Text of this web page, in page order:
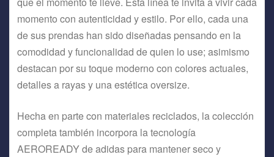
momento con autenticidad y estilo. Por ello, cada una
de sus prendas han sido diseñadas pensando en la
comodidad y funcionalidad de quien lo use; asimismo
destacan por su toque moderno con colores actuales,
detalles a rayas y una estética oversize.
Hecha en parte con materiales reciclados, la colección
completa también incorpora la tecnología
AEROREADY de adidas para mantener seco y